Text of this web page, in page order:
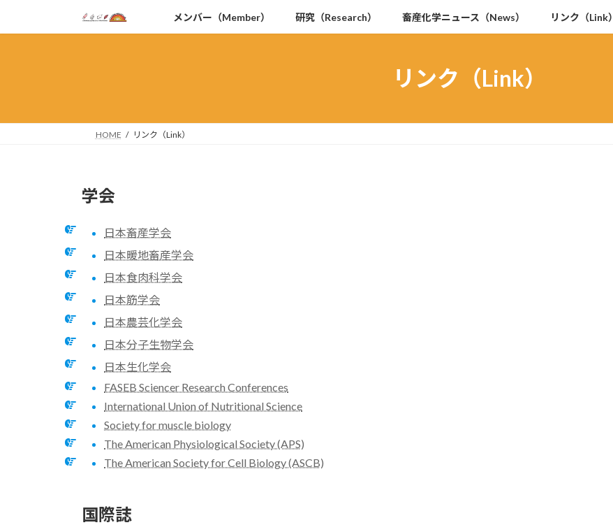
キ
に
メンバー（Member） 研究（Research） 畜産化学ニュース（News） リンク（Link）
リンク（Link）
HOME リンク（Link）
学会
日本畜産学会
日本暖地畜産学会
日本食肉科学会
日本筋学会
日本農芸化学会
日本分子生物学会
日本生化学会
FASEB Sciencer Research Conferences
International Union of Nutritional Science
Society for muscle biology
The American Physiological Society (APS)
The American Society for Cell Biology (ASCB)
国際誌